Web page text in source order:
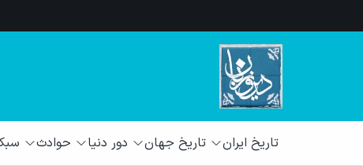
تاریخ ایران تاریخ جهان دور دنیا حوادث